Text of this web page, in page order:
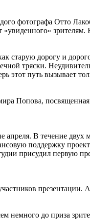
фотографа Отто
зрителям.
старую дорогу и
тряски.
этот путь вызывает
Попова,
В течение
поддержку
присудил первую
немного до приза